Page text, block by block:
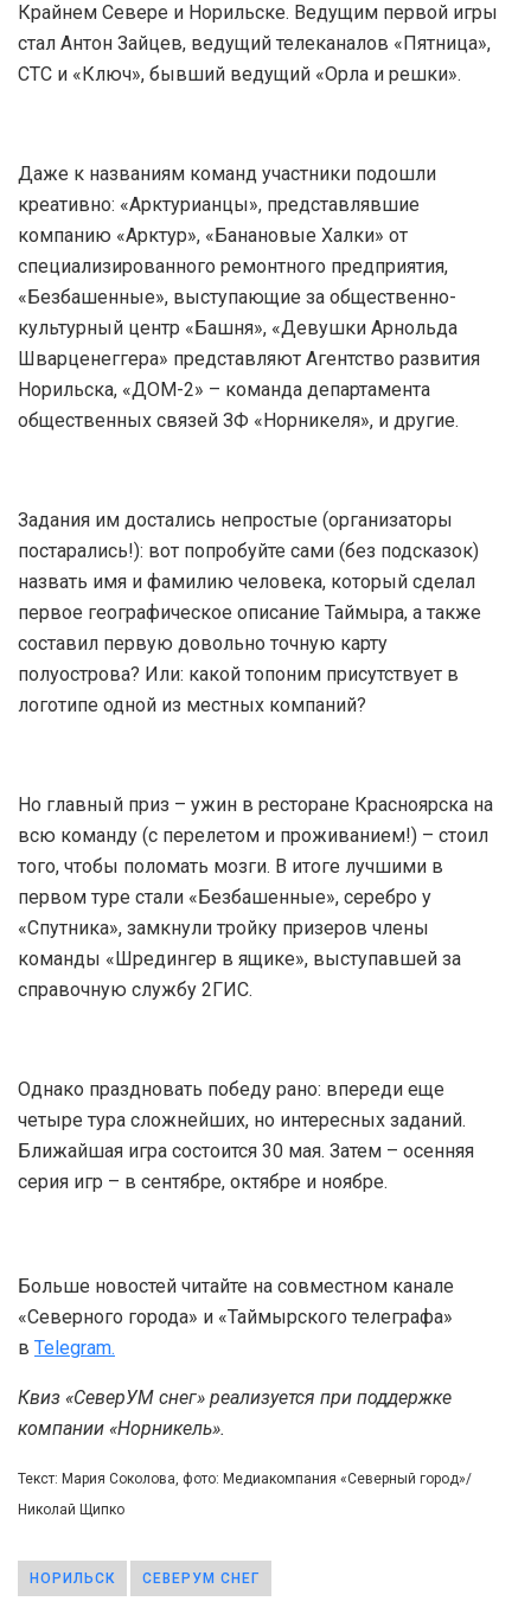
Крайнем Севере и Норильске. Ведущим первой игры
стал Антон Зайцев, ведущий телеканалов «Пятница»,
СТС и «Ключ», бывший ведущий «Орла и решки».
Даже к названиям команд участники подошли
креативно: «Арктурианцы», представлявшие
компанию «Арктур», «Банановые Халки» от
специализированного ремонтного предприятия,
«Безбашенные», выступающие за общественно-
культурный центр «Башня», «Девушки Арнольда
Шварценеггера» представляют Агентство развития
Норильска, «ДОМ-2» – команда департамента
общественных связей ЗФ «Норникеля», и другие.
Задания им достались непростые (организаторы
постарались!): вот попробуйте сами (без подсказок)
назвать имя и фамилию человека, который сделал
первое географическое описание Таймыра, а также
составил первую довольно точную карту
полуострова? Или: какой топоним присутствует в
логотипе одной из местных компаний?
Но главный приз – ужин в ресторане Красноярска на
всю команду (с перелетом и проживанием!) – стоил
того, чтобы поломать мозги. В итоге лучшими в
первом туре стали «Безбашенные», серебро у
«Спутника», замкнули тройку призеров члены
команды «Шредингер в ящике», выступавшей за
справочную службу 2ГИС.
Однако праздновать победу рано: впереди еще
четыре тура сложнейших, но интересных заданий.
Ближайшая игра состоится 30 мая. Затем – осенняя
серия игр – в сентябре, октябре и ноябре.
Больше новостей читайте на совместном канале
«Северного города» и «Таймырского телеграфа»
в Telegram.
Квиз «СеверУМ снег» реализуется при поддержке
компании «Норникель».
Текст: Мария Соколова, фото: Медиакомпания «Северный город»/
Николай Щипко
НОРИЛЬСК СЕВЕРУМ СНЕГ